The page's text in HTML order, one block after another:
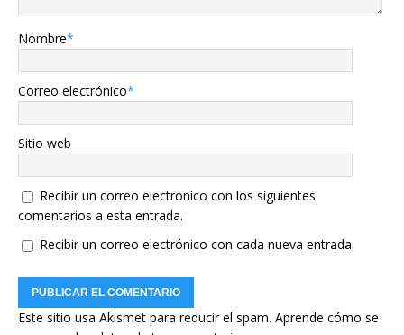
Nombre*
Correo electrónico*
Sitio web
Recibir un correo electrónico con los siguientes
comentarios a esta entrada.
Recibir un correo electrónico con cada nueva entrada.
Este sitio usa Akismet para reducir el spam. Aprende cómo se